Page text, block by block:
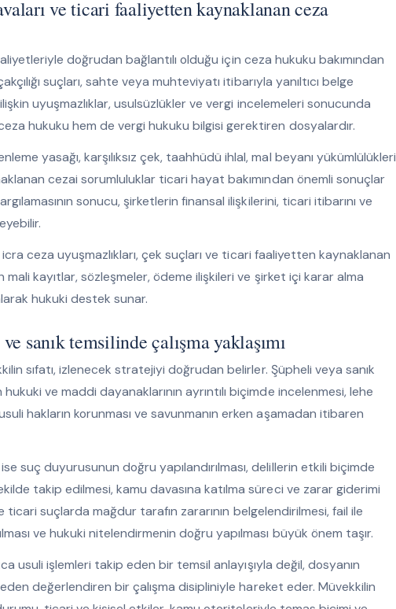
ve ticari faaliyetten kaynaklanan ceza
doğrudan bağlantılı olduğu için ceza hukuku bakımından
suçları, sahte veya muhteviyatı itibarıyla yanıltıcı belge
uyuşmazlıklar, usulsüzlükler ve vergi incelemeleri sonucunda
hukuku hem de vergi hukuku bilgisi gerektiren dosyalardır.
yasağı, karşılıksız çek, taahhüdü ihlal, mal beyanı yükümlülükleri
cezai sorumluluklar ticari hayat bakımından önemli sonuçlar
sonucu, şirketlerin finansal ilişkilerini, ticari itibarını ve
ceza uyuşmazlıkları, çek suçları ve ticari faaliyetten kaynaklanan
mali kayıtlar, sözleşmeler, ödeme ilişkileri ve şirket içi karar alma
hukuki destek sunar.
sanık temsilinde çalışma yaklaşımı
sıfatı, izlenecek stratejiyi doğrudan belirler. Şüpheli veya sanık
ve maddi dayanaklarının ayrıntılı biçimde incelenmesi, lehe
hakların korunması ve savunmanın erken aşamadan itibaren
suç duyurusunun doğru yapılandırılması, delillerin etkili biçimde
takip edilmesi, kamu davasına katılma süreci ve zarar giderimi
suçlarda mağdur tarafın zararının belgelendirilmesi, fail ile
ve hukuki nitelendirmenin doğru yapılması büyük önem taşır.
usuli işlemleri takip eden bir temsil anlayışıyla değil, dosyanın
değerlendiren bir çalışma disipliniyle hareket eder. Müvekkilin